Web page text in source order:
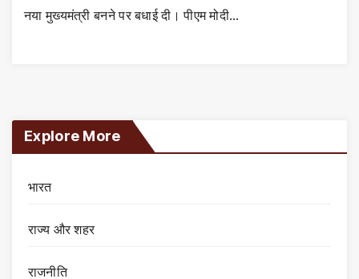
नया मुख्यमंत्री बनने पर बधाई दी। पीएम मोदी…
Explore More
भारत
राज्य और शहर
राजनीति